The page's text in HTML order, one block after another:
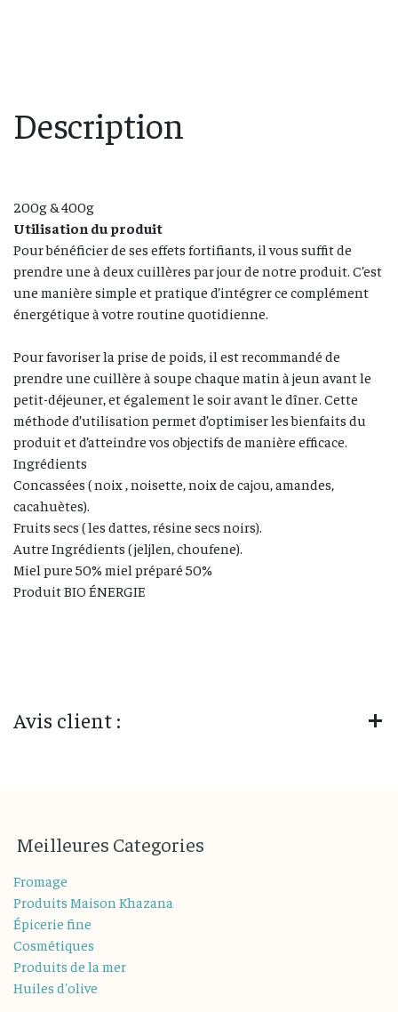
Description
200g & 400g
Utilisation du produit
Pour bénéficier de ses effets fortifiants, il vous suffit de
prendre une à deux cuillères par jour de notre produit. C’est
une manière simple et pratique d’intégrer ce complément
énergétique à votre routine quotidienne.
Pour favoriser la prise de poids, il est recommandé de
prendre une cuillère à soupe chaque matin à jeun avant le
petit-déjeuner, et également le soir avant le dîner. Cette
méthode d’utilisation permet d’optimiser les bienfaits du
produit et d’atteindre vos objectifs de manière efficace.
Ingrédients
Concassées ( noix , noisette, noix de cajou, amandes,
cacahuètes).
Fruits secs ( les dattes, résine secs noirs).
Autre Ingrédients ( jeljlen, choufene).
Miel pure 50% miel préparé 50%
Produit BIO ÉNERGIE
Avis client :
Meilleures Categories
Fromage
Produits Maison Khazana
Épicerie fine
Cosmétiques
Produits de la mer
Huiles d'olive